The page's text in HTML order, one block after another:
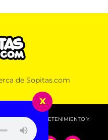
AICM arranca la
de Sopitas.com
DEPORTES, ENTRETENIMIENTO Y
x